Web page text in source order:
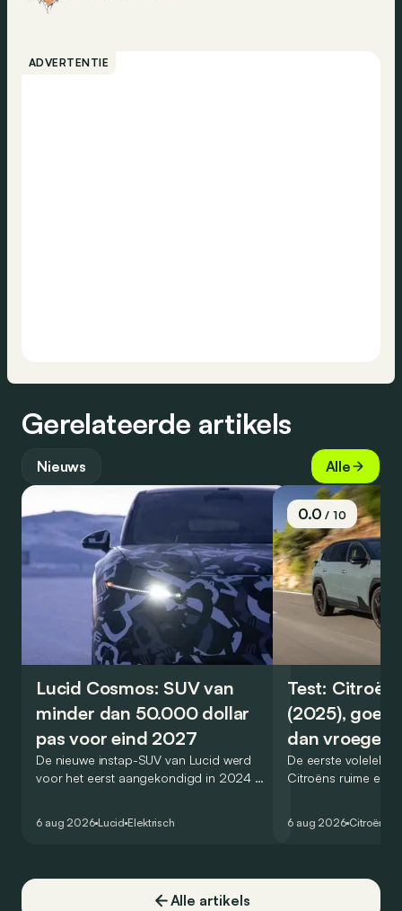
ADVERTENTIE
Gerelateerde artikels
Nieuws Alle
Lucid Cosmos: SUV van
minder dan 50.000 dollar
pas voor eind 2027
De nieuwe instap-SUV van Lucid werd
voor het eerst aangekondigd in 2024 en
constructeur vervoegen.
6 aug 2026 Lucid Elektrisch
0.0/ 10
Test: Citroën
(2025), goed
dan vroeger
De eerste
Citroëns ruime en
dat ook gelukt?
6 aug 2026 Citroën
Alle artikels